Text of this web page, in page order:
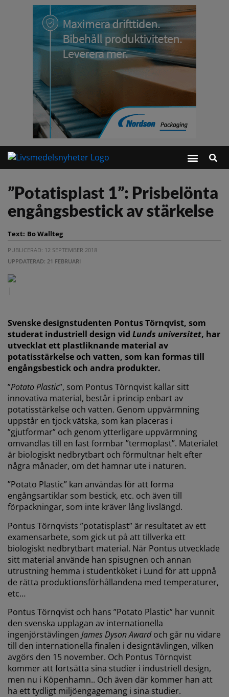
”Potatisplast 1”: Prisbelönta
engångsbestick av stärkelse
Text: Bo Wallteg
PUBLICERAD: 12 SEPTEMBER 2018
UPPDATERAD: 21 FEBRUARI
|
Svenske designstudenten Pontus Törnqvist, som
studerat industriell design vid Lunds universitet, har
utvecklat ett plastliknande material av
potatisstärkelse och vatten, som kan formas till
engångsbestick och andra produkter.
”Potato Plastic”, som Pontus Törnqvist kallar sitt
innovativa material, består i princip enbart av
potatisstärkelse och vatten. Genom uppvärmning
uppstår en tjock vätska, som kan placeras i
”gjutformar” och genom ytterligare uppvärmning
omvandlas till en fast formbar ”termoplast”. Materialet
är biologiskt nedbrytbart och förmultnar helt efter
några månader, om det hamnar ute i naturen.
”Potato Plastic” kan användas för att forma
engångsartiklar som bestick, etc. och även till
förpackningar, som inte kräver lång livslängd.
Pontus Törnqvists ”potatisplast” är resultatet av ett
examensarbete, som gick ut på att tillverka ett
biologiskt nedbrytbart material. När Pontus utvecklade
sitt material använde han spisugnen och annan
utrustning hemma i studentköket i Lund för att uppnå
de rätta produktionsförhållandena med temperaturer,
etc…
Pontus Törnqvist och hans ”Potato Plastic” har vunnit
den svenska upplagan av internationella
ingenjörstävlingen James Dyson Awardoch går nu vidare
till den internationella finalen i designtävlingen, vilken
avgörs den 15 november. Och Pontus Törnqvist
kommer att fortsätta sina studier i industriell design,
men nu i Köpenhamn.. Och även där kommer han att
ha ett tydligt miljöengagemang i sina studier.